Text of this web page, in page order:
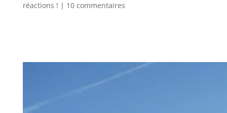
réactions ! | 10 commentaires